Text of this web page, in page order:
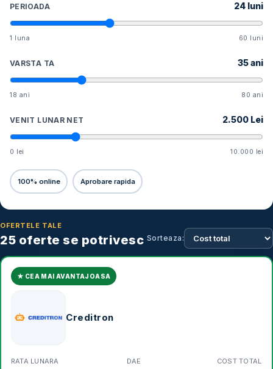
PERIOADA 24 luni
1 luna 60 luni
VARSTA TA 35ani
18 ani 80 ani
VENIT LUNAR NET 2.500 Lei
0 lei 10.000 lei
100% online Aprobare rapida
OFERTELE TALE
25 oferte se potrivesc Sorteaza:
★ CEA MAI AVANTAJOASA
Creditron
RATA LUNARA DAE COST TOTAL